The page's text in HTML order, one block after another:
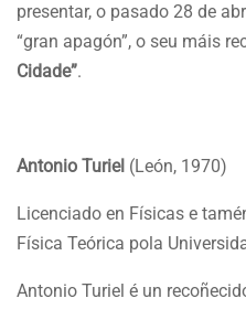
presentar, o pasado 28 de
“gran apagón”, o seu máis
Cidade”.
Antonio Turiel (León, 1970)
Licenciado en Físicas e
Física Teórica pola
Antonio Turiel é un